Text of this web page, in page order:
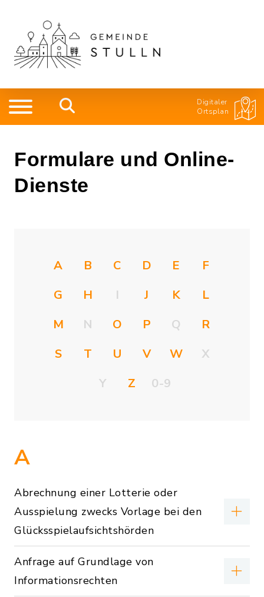
Digitaler
Ortsplan
Formulare und Online-
Dienste
A B C D E
F
G
H I J K
L
M
N O P Q
R
S
T U V W
X
Y
Z 0-9
A
Abrechnung einer Lotterie oder
Ausspielung zwecks Vorlage bei den
Glücksspielaufsichtshörden
Anfrage auf Grundlage von
Informationsrechten